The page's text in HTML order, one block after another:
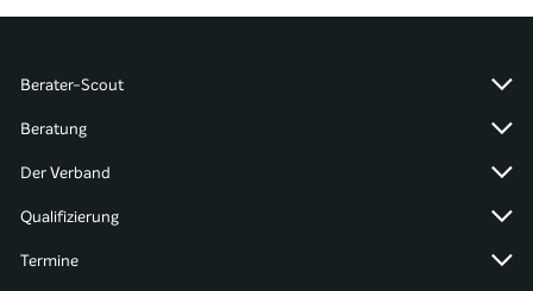
Berater-Scout
Beratung
Der Verband
Qualifizierung
Termine